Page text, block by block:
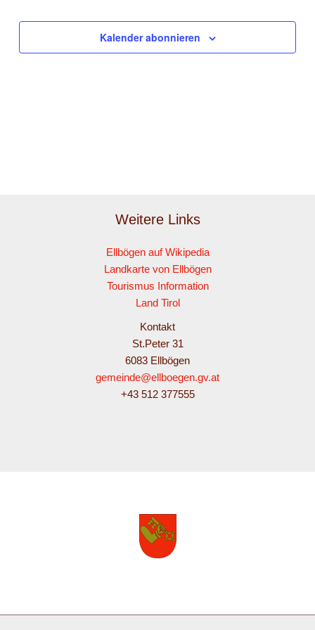
Kalender abonnieren
Weitere Links
Ellbögen auf Wikipedia
Landkarte von Ellbögen
Tourismus Information
Land Tirol
Kontakt
St.Peter 31
6083 Ellbögen
gemeinde@ellboegen.gv.at
+43 512 377555